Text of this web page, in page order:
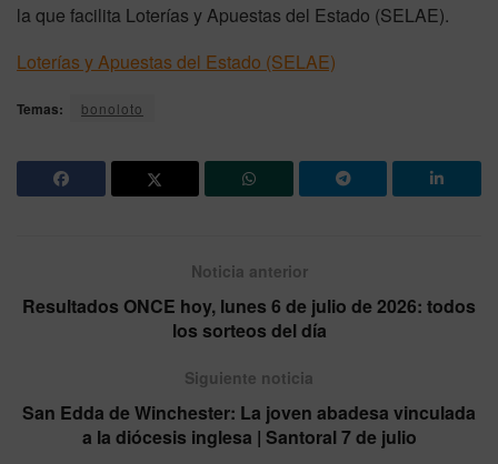
la que facilita Loterías y Apuestas del Estado (SELAE).
Loterías y Apuestas del Estado (SELAE)
Temas: bonoloto
Noticia anterior
Resultados ONCE hoy, lunes 6 de julio de 2026: todos
los sorteos del día
Siguiente noticia
San Edda de Winchester: La joven abadesa vinculada
a la diócesis inglesa | Santoral 7 de julio